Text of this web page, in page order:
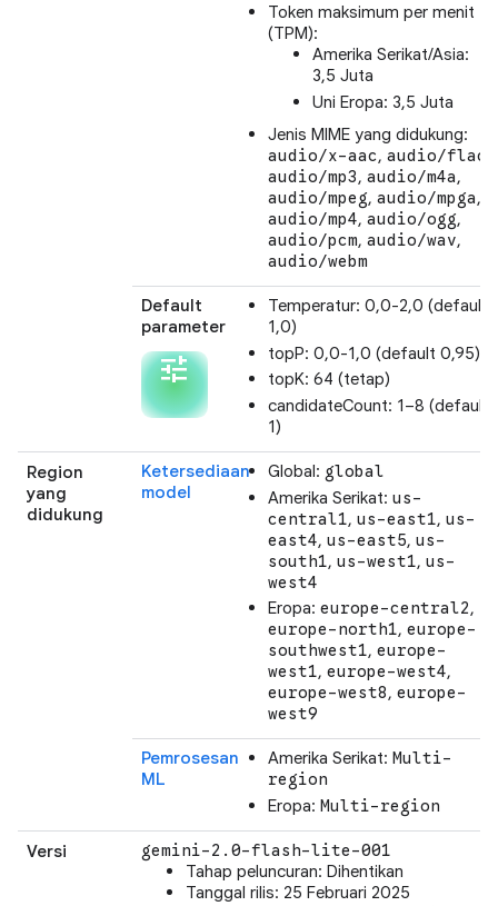
Token maksimum per menit
(TPM):
Amerika Serikat/Asia:
3,5 Juta
Uni Eropa: 3,5 Juta
Jenis MIME yang didukung:
audio/x-aac, audio/flac
audio/mp3, audio/m4a,
audio/mpeg, audio/mpga,
audio/mp4, audio/ogg,
audio/pcm, audio/wav,
audio/webm
Default
parameter
tune
Temperatur: 0,0-2,0 (default
1,0)
topP: 0,0-1,0 (default 0,95)
topK: 64 (tetap)
candidateCount: 1–8 (default
1)
Region
yang
didukung
Ketersediaan
model
Global: global
Amerika Serikat: us-
central1, us-east1, us-
east4, us-east5, us-
south1, us-west1, us-
west4
Eropa: europe-central2,
europe-north1, europe-
southwest1, europe-
west1, europe-west4,
europe-west8, europe-
west9
Pemrosesan
ML
Amerika Serikat: Multi-
region
Eropa: Multi-region
Versi gemini-2.0-flash-lite-001
Tahap peluncuran: Dihentikan
Tanggal rilis: 25 Februari 2025